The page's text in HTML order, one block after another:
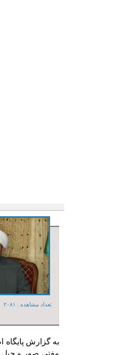
تعداد مشاهده :‌ ۲۰۸۱
به گزارش
مفتی صور و جبل